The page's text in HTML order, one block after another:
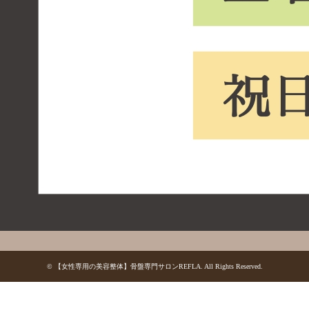
© 【女性専用の美容整体】骨盤専門サロンREFLA. All Rights Reserved.